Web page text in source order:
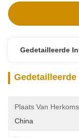
Gedetailleerde
Plaats Van
China